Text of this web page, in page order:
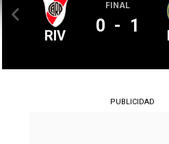
RIV
FINAL
0 - 1
PUBLICIDAD